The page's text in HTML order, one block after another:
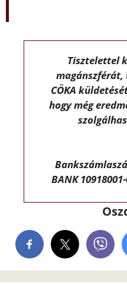
Tisztelettel
magánszférát,
CÖKA
hogy még
BANK